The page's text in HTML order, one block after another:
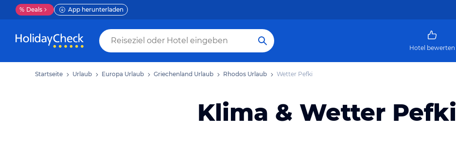
% Deals App herunterladen
Hotel bewerten
Startseite Urlaub Europa Urlaub Griechenland Urlaub Rhodos Urlaub Wetter Pefki
Klima & Wetter Pefki